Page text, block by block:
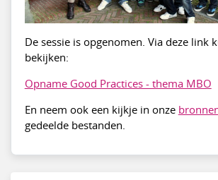
De sessie is opgenomen. Via deze link
bekijken:
Opname Good Practices - thema MBO
En neem ook een kijkje in onze
gedeelde bestanden.